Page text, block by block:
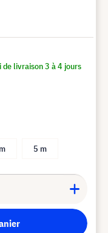
livraison 3 à 4 jours
5 m